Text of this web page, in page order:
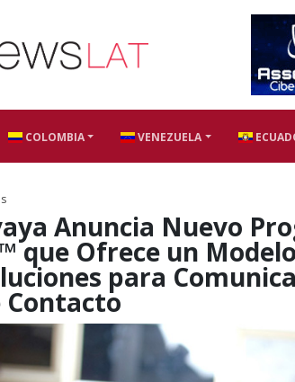
COLOMBIA VENEZUELA
Anuncia Nuevo
que Ofrece un
para
Contacto